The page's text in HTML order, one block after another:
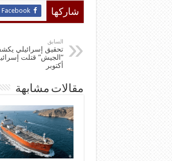
شاركها Facebook
السابق
تحقيق إسرائيلي
أكتوبر
مقالات مشابهة